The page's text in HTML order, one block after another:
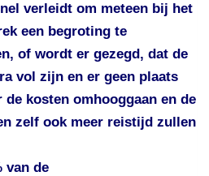
verleidt om meteen bij het
een begroting te
of wordt er gezegd, dat de
vol zijn en er geen plaats
de kosten omhooggaan en de
zelf ook meer reistijd zullen
van de